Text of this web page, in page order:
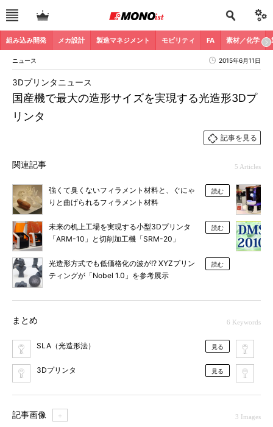
組み込み開発 メカ設計 製造マネジメント モビリティ FA 素材／化学
ニュース 2015年6月11日
国産機で最大の造形サイズを実現する光造形3Dプ
リンタ
3Dプリンタニュース
記事を見る
関連記事 5 Articles
強くて臭くないフィラメント材料と、ぐにゃ
りと曲げられるフィラメント材料
読む
未来の机上工場を実現する小型3Dプリンタ
「ARM-10」と切削加工機「SRM-20」
読む
光造形方式でも低価格化の波が!? XYZプリン
ティングが「Nobel 1.0」を参考展示
読む
まとめ 6 Keywords
SLA（光造形法） 見る
3Dプリンタ 見る
記事画像 ＋ 3 Images